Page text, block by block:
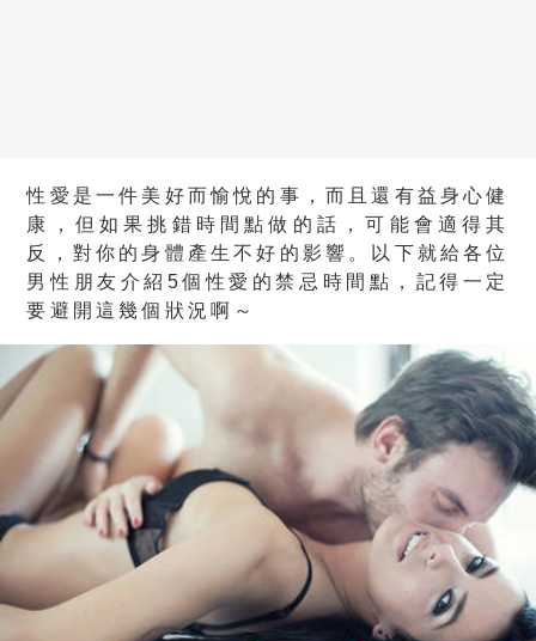
性愛是一件美好而愉悅的事，而且還有益身心健
康，但如果挑錯時間點做的話，可能會適得其
反，對你的身體產生不好的影響。以下就給各位
男性朋友介紹5個性愛的禁忌時間點，記得一定
要避開這幾個狀況啊～